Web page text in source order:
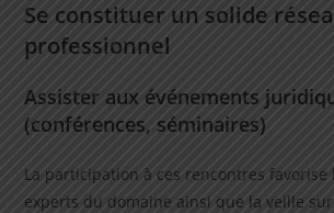
Se constituer un solide
professionnel
Assister aux événements
(conférences, séminaires)
La participation à ces rencontres favorise
experts du domaine ainsi que la veille